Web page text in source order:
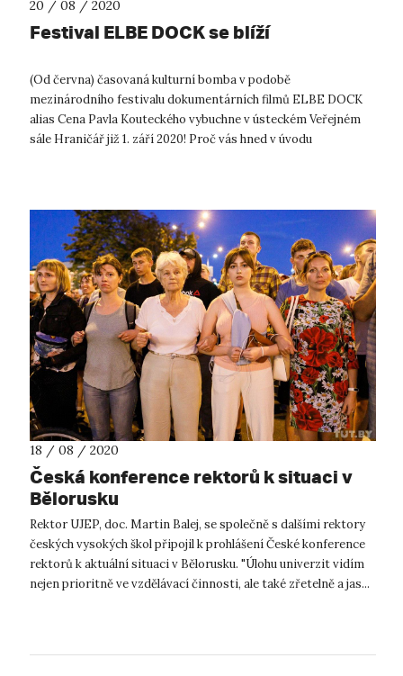
20 / 08 / 2020
Festival ELBE DOCK se blíží
(Od června) časovaná kulturní bomba v podobě
mezinárodního festivalu dokumentárních filmů ELBE DOCK
alias Cena Pavla Kouteckého vybuchne v ústeckém Veřejném
sále Hraničář již 1. září 2020! Proč vás hned v úvodu
18 / 08 / 2020
Česká konference rektorů k situaci v
Bělorusku
Rektor UJEP, doc. Martin Balej, se společně s dalšími rektory
českých vysokých škol připojil k prohlášení České konference
rektorů k aktuální situaci v Bělorusku. "Úlohu univerzit vidím
nejen prioritně ve vzdělávací činnosti, ale také zřetelně a jas...